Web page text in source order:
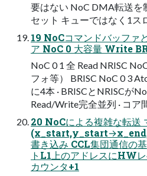
要はない NoC DMA転送
セット キューではなく1ス
19 NoCコマンドバッファ
ア NoC 0 ⼤容量 Write
NoC 0 1 全 Read NRISC
フォ等） BRISC NoC 0 3
に4本 · BRISCとNRISCが
Read/Write完全並列 · コア
20 NoCによる複雑な転送
書き込み CCL集団通信の
トL1上のアドレスにHW
カウンタ+1